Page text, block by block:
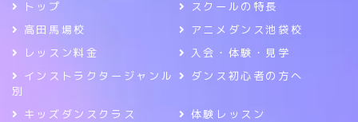
トップ
スクールの特長
高田馬場校
アニメダンス池袋校
レッスン料金
入会・体験・見学
インストラクタージャンル
別
ダンス初心者の方へ
キッズダンスクラス
体験レッスン